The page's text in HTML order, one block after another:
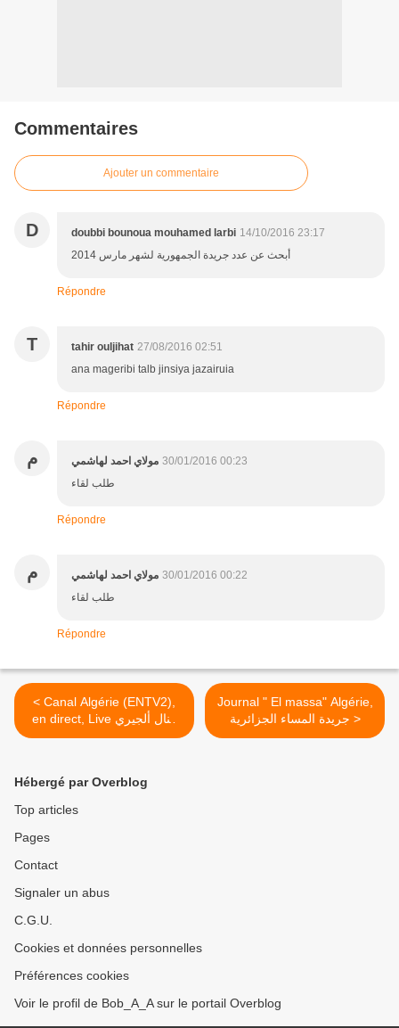
Commentaires
Ajouter un commentaire
D doubbi bounoua mouhamed larbi 14/10/2016 23:17
أبحث عن عدد جريدة الجمهورية لشهر مارس 2014
Répondre
T tahir ouljihat 27/08/2016 02:51
ana mageribi talb jinsiya jazairuia
Répondre
م مولاي احمد لهاشمي 30/01/2016 00:23
طلب لقاء
Répondre
م مولاي احمد لهاشمي 30/01/2016 00:22
طلب لقاء
Répondre
< Canal Algérie (ENTV2),
en direct, Live كنال ألجيري
على المباشر
Journal " El massa" Algérie,
جريدة المساء الجزائرية >
Hébergé par Overblog
Top articles
Pages
Contact
Signaler un abus
C.G.U.
Cookies et données personnelles
Préférences cookies
Voir le profil de Bob_A_A sur le portail Overblog